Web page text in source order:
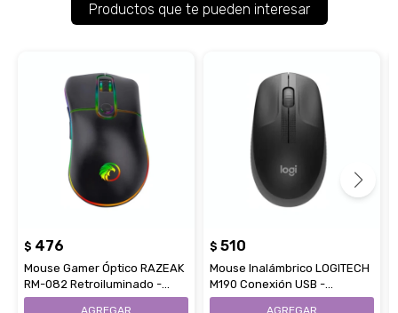
Productos que te pueden interesar
$ 476
Mouse Gamer Óptico RAZEAK
RM-082 Retroiluminado -
Black
$ 510
Mouse Inalámbrico LOGITECH
M190 Conexión USB -
Charcoal